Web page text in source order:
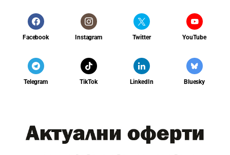
Facebook Instagram Twitter YouTube
Telegram TikTok LinkedIn Bluesky